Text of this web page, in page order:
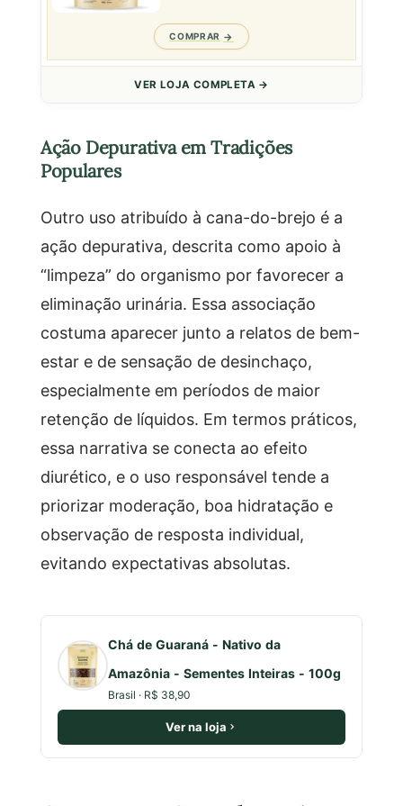
COMPRAR
VER LOJA COMPLETA →
Ação Depurativa em Tradições
Populares
Outro uso atribuído à cana-do-brejo é a
ação depurativa, descrita como apoio à
“limpeza” do organismo por favorecer a
eliminação urinária. Essa associação
costuma aparecer junto a relatos de bem-
estar e de sensação de desinchaço,
especialmente em períodos de maior
retenção de líquidos. Em termos práticos,
essa narrativa se conecta ao efeito
diurético, e o uso responsável tende a
priorizar moderação, boa hidratação e
observação de resposta individual,
evitando expectativas absolutas.
Chá de Guaraná - Nativo da
Amazônia - Sementes Inteiras - 100g
Brasil · R$ 38,90
Ver na loja